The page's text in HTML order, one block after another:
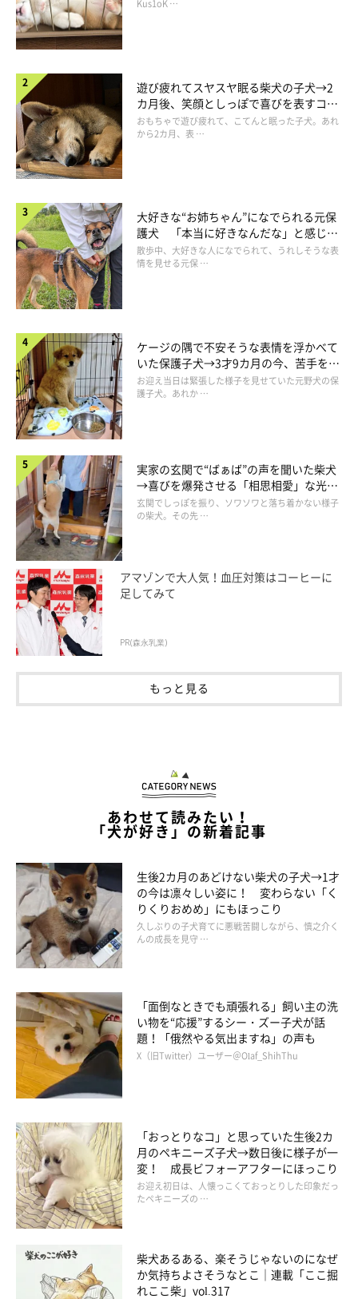
長！
Kus1oK …
遊び疲れてスヤスヤ眠る柴犬の子犬→2
カ月後、笑顔としっぽで喜びを表すコに
成長！
おもちゃで遊び疲れて、こてんと眠った子犬。あれ
から2カ月、表 …
大好きな“お姉ちゃん”になでられる元保
護犬 「本当に好きなんだな」と感じる
表情にほっこり
散歩中、大好きな人になでられて、うれしそうな表
情を見せる元保 …
ケージの隅で不安そうな表情を浮かべて
いた保護子犬→3才9カ月の今、苦手を克
服し頼もしいコに成長！
お迎え当日は緊張した様子を見せていた元野犬の保
護子犬。あれか …
実家の玄関で“ばぁば”の声を聞いた柴犬
→喜びを爆発させる「相思相愛」な光景
にほっこり
玄関でしっぽを振り、ソワソワと落ち着かない様子
の柴犬。その先 …
アマゾンで大人気！血圧対策はコーヒーに
足してみて
PR(森永乳業)
もっと見る
あわせて読みたい！
「犬が好き」の新着記事
生後2カ月のあどけない柴犬の子犬→1才
の今は凛々しい姿に！ 変わらない「く
りくりおめめ」にもほっこり
久しぶりの子犬育てに悪戦苦闘しながら、慎之介く
んの成長を見守 …
「面倒なときでも頑張れる」飼い主の洗
い物を“応援”するシー・ズー子犬が話
題！「俄然やる気出ますね」の声も
X（旧Twitter）ユーザー＠Olaf_ShihThu
「おっとりなコ」と思っていた生後2カ
月のペキニーズ子犬→数日後に様子が一
変！ 成長ビフォーアフターにほっこり
お迎え初日は、人懐っこくておっとりした印象だっ
たペキニーズの …
柴犬あるある、楽そうじゃないのになぜ
か気持ちよさそうなとこ｜連載「ここ掘
れここ柴」vol.317